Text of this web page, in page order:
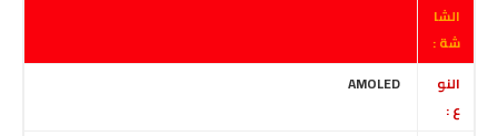
الشا
شة :
النو
ع :